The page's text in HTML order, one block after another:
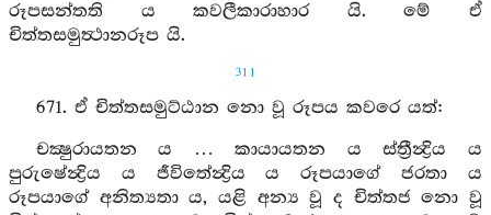
රූපසන්තති ය කවලීකාරාහාර යි. මේ ඒ
චිත්තසමුත්‍ථානරූප යි.
311
671. ඒ චිත්තසමුට්ඨාන නො වූ රූපය කවරෙ යත්:
චක්‍ෂුරායතන ය … කායායතන ය ස්ත්‍රීන්‍ද්‍රිය ය
පුරුෂේන්‍ද්‍රිය ය ජීවිතේන්‍ද්‍රිය ය රූපයාගේ ජරතා ය
රූපයාගේ අනිත්‍යතා ය, යළි අන්‍ය වූ ද චිත්තජ නො වූ